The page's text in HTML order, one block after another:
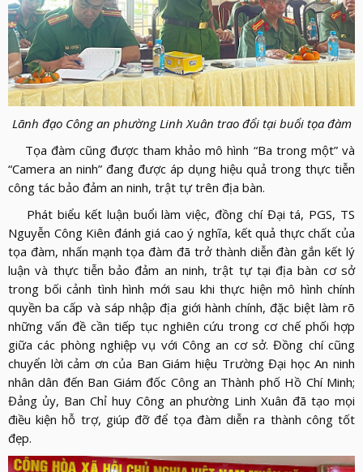
Lãnh đạo Công an phường Linh Xuân trao đổi tại buổi tọa đàm
Tọa đàm cũng được tham khảo mô hình “Ba trong một” và
“Camera an ninh” đang được áp dụng hiệu quả trong thực tiễn
công tác bảo đảm an ninh, trật tự trên địa bàn.
Phát biểu kết luận buổi làm việc, đồng chí Đại tá, PGS, TS
Nguyễn Công Kiên đánh giá cao ý nghĩa, kết quả thực chất của
tọa đàm, nhấn mạnh tọa đàm đã trở thành diễn đàn gắn kết lý
luận và thực tiễn bảo đảm an ninh, trật tự tại địa bàn cơ sở
trong bối cảnh tình hình mới sau khi thực hiện mô hình chính
quyền ba cấp và sáp nhập địa giới hành chính, đặc biệt làm rõ
những vấn đề cần tiếp tục nghiên cứu trong cơ chế phối hợp
giữa các phòng nghiệp vụ với Công an cơ sở. Đồng chí cũng
chuyển lời cảm ơn của Ban Giám hiệu Trường Đại học An ninh
nhân dân đến Ban Giám đốc Công an Thành phố Hồ Chí Minh;
Đảng ủy, Ban Chỉ huy Công an phường Linh Xuân đã tạo mọi
điều kiện hỗ trợ, giúp đỡ để tọa đàm diễn ra thành công tốt
đẹp.